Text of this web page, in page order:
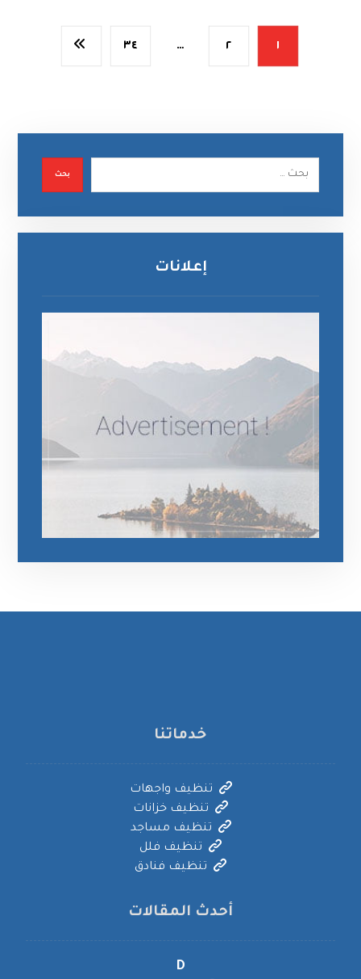
١ ٢ … ٣٤
بحث
إعلانات
خدماتنا
تنظيف واجهات
تنظيف خزانات
تنظيف مساجد
تنظيف فلل
تنظيف فنادق
أحدث المقالات
D